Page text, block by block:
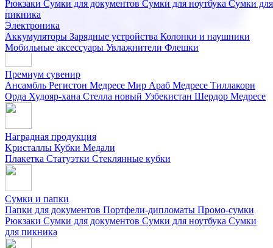
Рюкзаки Сумки для документов Сумки для ноутбука Сумки для
пикника
Электроника
Аккумуляторы Зарядные устройства Колонки и наушники
Мобильные аксессуары Увлажнители Флешки
Наборы с бутылками для воды
Наборы с ежедневниками
Наборы с кружками
флешкамиНовогодние наборыЧайные наборы
Премиум сувенир
Ансамбль Регистон Медресе Мир Араб Медресе Тиллакори
Орда Худояр-хана Стелла новый Узбекистан Шердор Медресе
Наградная продукция
Kристаллы Кубки Медали
Плакетка Статуэтки Стеклянные кубки
Сумки и папки
Папки для документов Портфели-дипломаты Промо-сумки
Рюкзаки Сумки для документов Сумки для ноутбука Сумки
для пикника